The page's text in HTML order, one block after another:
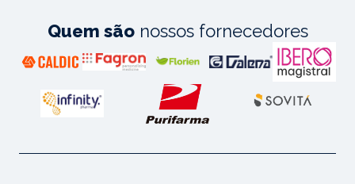
Quem sãonossos fornecedores